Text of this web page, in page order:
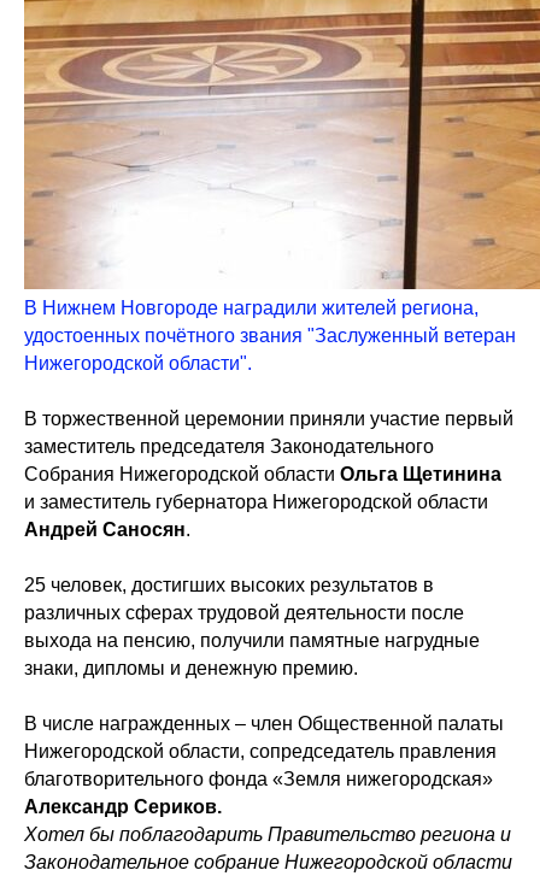
В Нижнем Новгороде наградили жителей региона,
удостоенных почётного звания "Заслуженный ветеран
Нижегородской области".
В торжественной церемонии приняли участие первый
заместитель председателя Законодательного
Собрания Нижегородской области Ольга Щетинина
и заместитель губернатора Нижегородской области
Андрей Саносян.
25 человек, достигших высоких результатов в
различных сферах трудовой деятельности после
выхода на пенсию, получили памятные нагрудные
знаки, дипломы и денежную премию.
В числе награжденных – член Общественной палаты
Нижегородской области, сопредседатель правления
благотворительного фонда «Земля нижегородская»
Александр Сериков.
Хотел бы поблагодарить Правительство региона и
Законодательное собрание Нижегородской области